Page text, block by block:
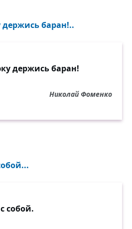
баран!..
держись баран!
Николай Фоменко
собой.